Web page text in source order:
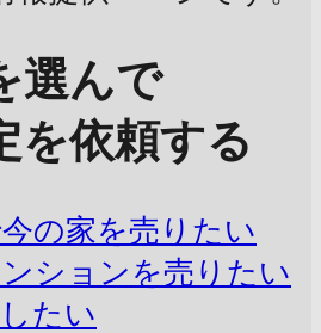
選んで
を依頼する
の家を売りたい
ションを売りたい
たい